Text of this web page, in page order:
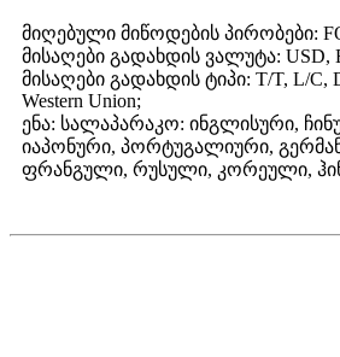
მიღებული მიწოდების პირობები:
მისაღები გადახდის ვალუტა: USD,
მისაღები გადახდის ტიპი: T/T, L/C,
Western Union;
ენა: სალაპარაკო: ინგლისური,
იაპონური, პორტუგალიური,
ფრანგული, რუსული, კორეული,